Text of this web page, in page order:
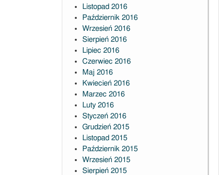
Listopad 2016
Październik 2016
Wrzesień 2016
Sierpień 2016
Lipiec 2016
Czerwiec 2016
Maj 2016
Kwiecień 2016
Marzec 2016
Luty 2016
Styczeń 2016
Grudzień 2015
Listopad 2015
Październik 2015
Wrzesień 2015
Sierpień 2015